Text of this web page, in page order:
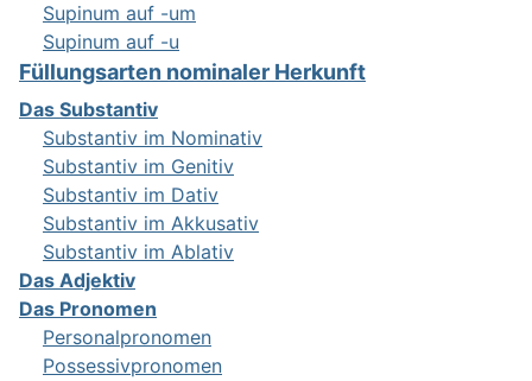
Supinum auf -um
Supinum auf -u
Füllungsarten nominaler Herkunft
Das Substantiv
Substantiv im Nominativ
Substantiv im Genitiv
Substantiv im Dativ
Substantiv im Akkusativ
Substantiv im Ablativ
Das Adjektiv
Das Pronomen
Personalpronomen
Possessivpronomen